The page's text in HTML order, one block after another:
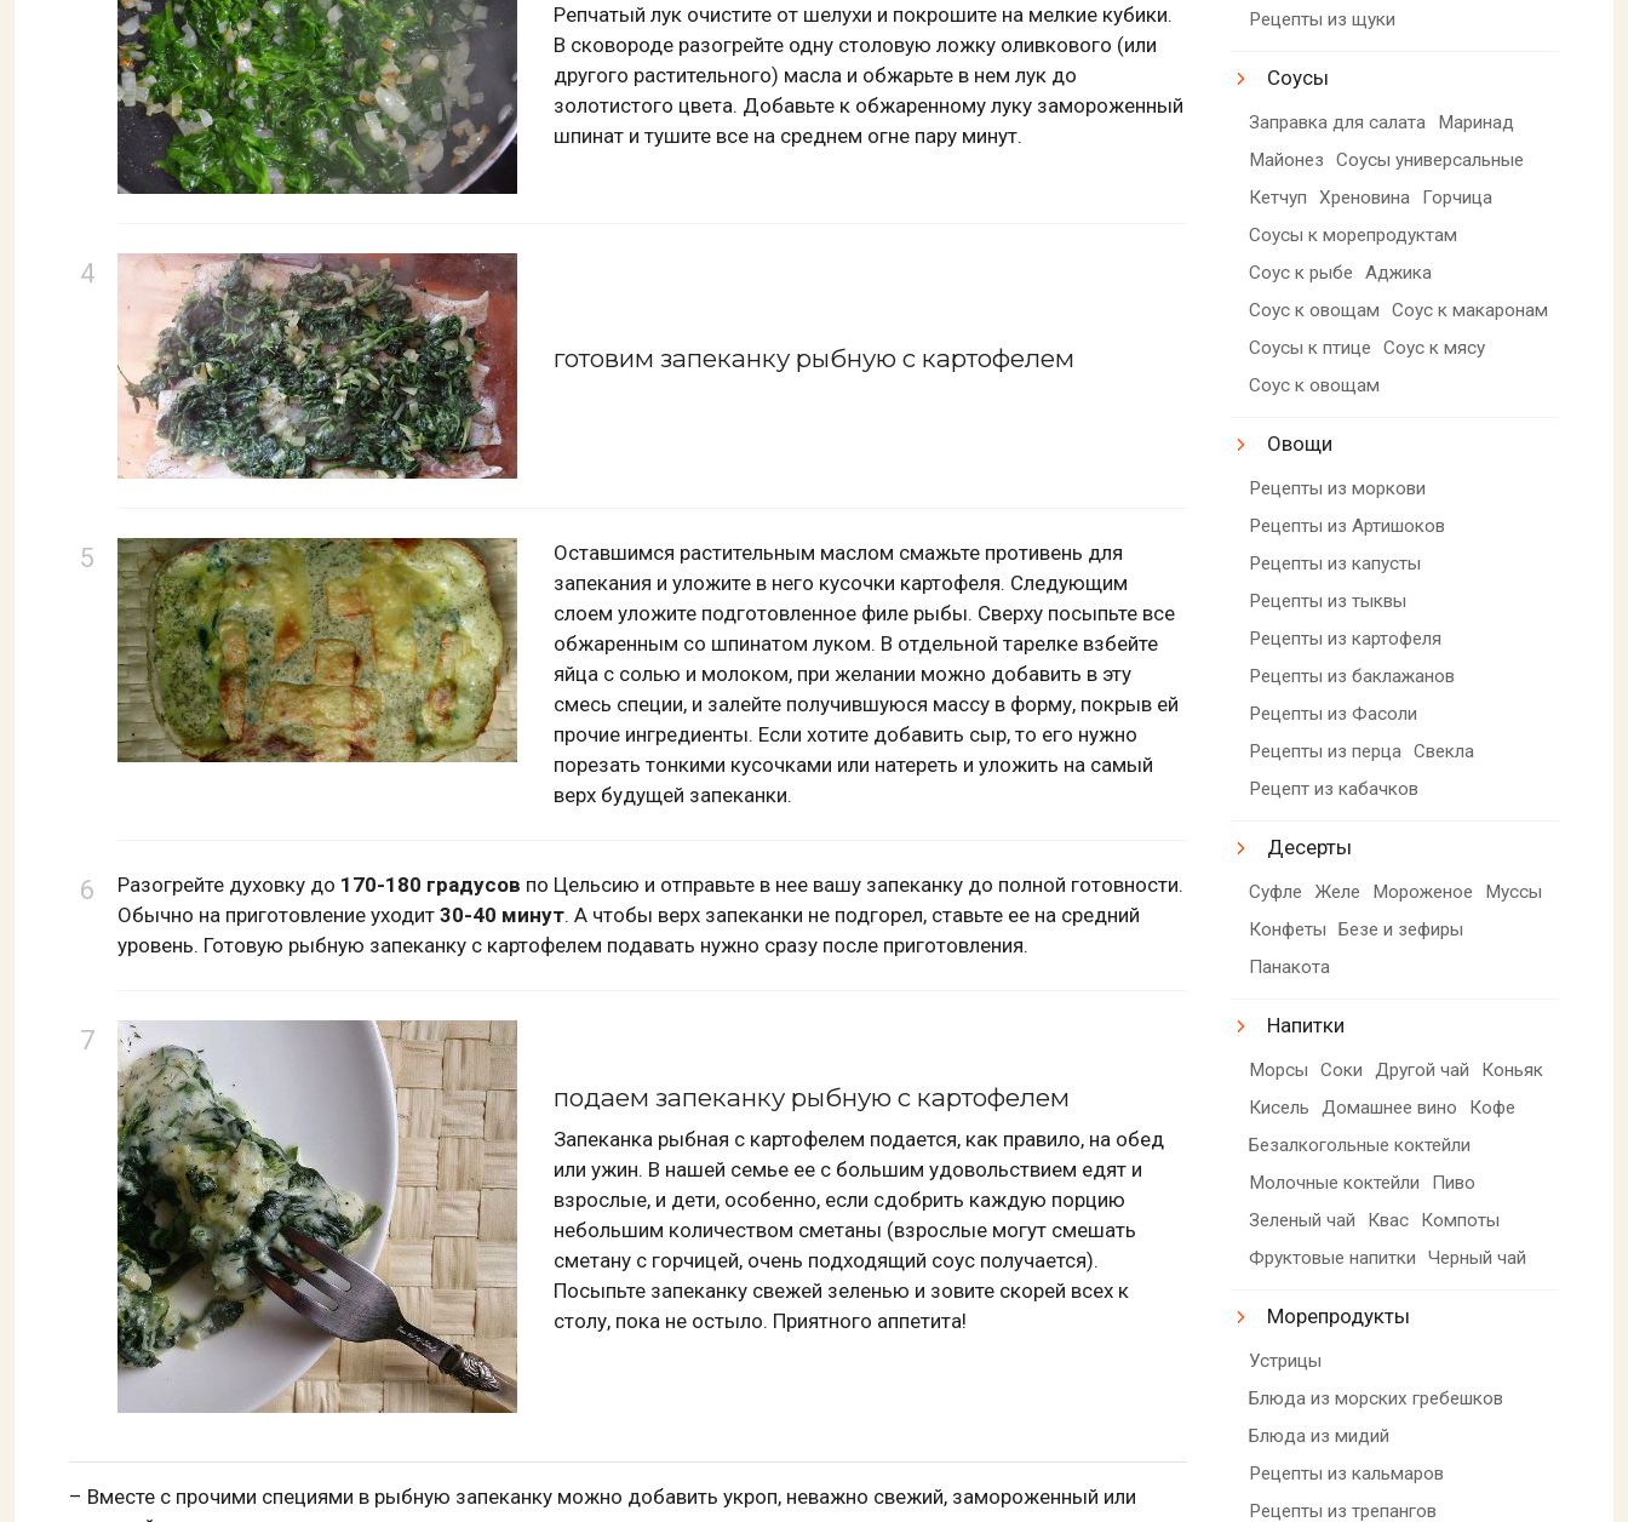
Репчатый лук очистите от шелухи и покрошите на мелкие кубики.
В сковороде разогрейте одну столовую ложку оливкового (или
другого растительного) масла и обжарьте в нем лук до
золотистого цвета. Добавьте к обжаренному луку замороженный
шпинат и тушите все на среднем огне пару минут.
готовим запеканку рыбную с картофелем
Оставшимся растительным маслом смажьте противень для
запекания и уложите в него кусочки картофеля. Следующим
слоем уложите подготовленное филе рыбы. Сверху посыпьте все
обжаренным со шпинатом луком. В отдельной тарелке взбейте
яйца с солью и молоком, при желании можно добавить в эту
смесь специи, и залейте получившуюся массу в форму, покрыв ей
прочие ингредиенты. Если хотите добавить сыр, то его нужно
порезать тонкими кусочками или натереть и уложить на самый
верх будущей запеканки.
Разогрейте духовку до 170-180 градусов по Цельсию и отправьте в нее вашу запеканку до полной готовности.
Обычно на приготовление уходит 30-40 минут. А чтобы верх запеканки не подгорел, ставьте ее на средний
уровень. Готовую рыбную запеканку с картофелем подавать нужно сразу после приготовления.
подаем запеканку рыбную с картофелем
Запеканка рыбная с картофелем подается, как правило, на обед
или ужин. В нашей семье ее с большим удовольствием едят и
взрослые, и дети, особенно, если сдобрить каждую порцию
небольшим количеством сметаны (взрослые могут смешать
сметану с горчицей, очень подходящий соус получается).
Посыпьте запеканку свежей зеленью и зовите скорей всех к
столу, пока не остыло. Приятного аппетита!
– Вместе с прочими специями в рыбную запеканку можно добавить укроп, неважно свежий, замороженный или
Рецепты из щуки
Соусы
Заправка для салата
Маринад
Майонез
Соусы универсальные
Кетчуп
Хреновина
Горчица
Соусы к морепродуктам
Соус к рыбе
Аджика
Соус к овощам
Соус к макаронам
Соусы к птице
Соус к мясу
Соус к овощам
Овощи
Рецепты из моркови
Рецепты из Артишоков
Рецепты из капусты
Рецепты из тыквы
Рецепты из картофеля
Рецепты из баклажанов
Рецепты из Фасоли
Рецепты из перца Свекла
Рецепт из кабачков
Десерты
Суфле Желе Мороженое
Муссы
Конфеты
Безе и зефиры
Панакота
Напитки
Морсы Соки Другой чай
Коньяк
Кисель
Домашнее вино
Кофе
Безалкогольные коктейли
Молочные коктейли
Пиво
Зеленый чай
Квас
Компоты
Фруктовые напитки
Черный чай
Морепродукты
Устрицы
Блюда из морских гребешков
Блюда из мидий
Рецепты из кальмаров
Рецепты из трепангов